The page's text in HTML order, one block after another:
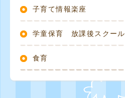
子育て情報楽座
学童保育 放課後スクール
食育